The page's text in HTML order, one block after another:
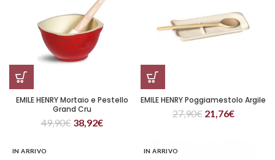
EMILE HENRY Mortaio e Pestello
Grand Cru
49,90€ 38,92€
EMILE HENRY Poggiamestolo Argile
27,90€ 21,76€
IN ARRIVO IN ARRIVO